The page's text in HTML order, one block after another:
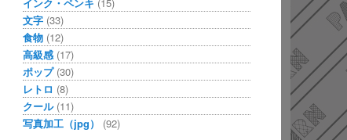
文字 (33)
食物 (12)
高級感 (17)
ポップ(30)
レトロ (8)
クール(11)
写真加工（jpg）
(92)